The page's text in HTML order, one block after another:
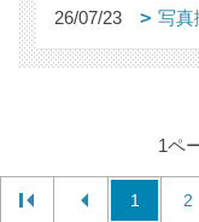
26/07/23 写真
1ペ
1 2